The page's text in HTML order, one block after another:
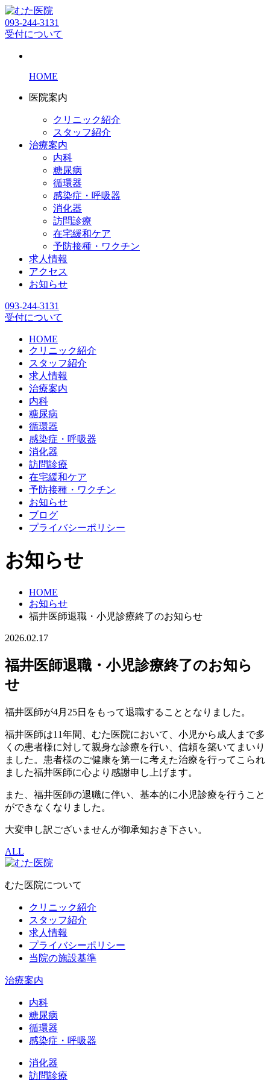
093-244-3131
受付について
HOME
医院案内
クリニック紹介
スタッフ紹介
治療案内
内科
糖尿病
循環器
感染症・呼吸器
消化器
訪問診療
在宅緩和ケア
予防接種・ワクチン
求人情報
アクセス
お知らせ
093-244-3131
受付について
HOME
クリニック紹介
スタッフ紹介
求人情報
治療案内
内科
糖尿病
循環器
感染症・呼吸器
消化器
訪問診療
在宅緩和ケア
予防接種・ワクチン
お知らせ
ブログ
プライバシーポリシー
お知らせ
HOME
お知らせ
福井医師退職・小児診療終了のお知らせ
2026.02.17
福井医師退職・小児診療終了のお知ら
せ
福井医師が4月25日をもって退職することとなりました。
福井医師は11年間、むた医院において、小児から成人まで多
くの患者様に対して親身な診療を行い、信頼を築いてまいり
ました。患者様のご健康を第一に考えた治療を行ってこられ
ました福井医師に心より感謝申し上げます。
また、福井医師の退職に伴い、基本的に小児診療を行うこと
ができなくなりました。
大変申し訳ございませんが御承知おき下さい。
ALL
むた医院について
クリニック紹介
スタッフ紹介
求人情報
プライバシーポリシー
当院の施設基準
治療案内
内科
糖尿病
循環器
感染症・呼吸器
消化器
訪問診療